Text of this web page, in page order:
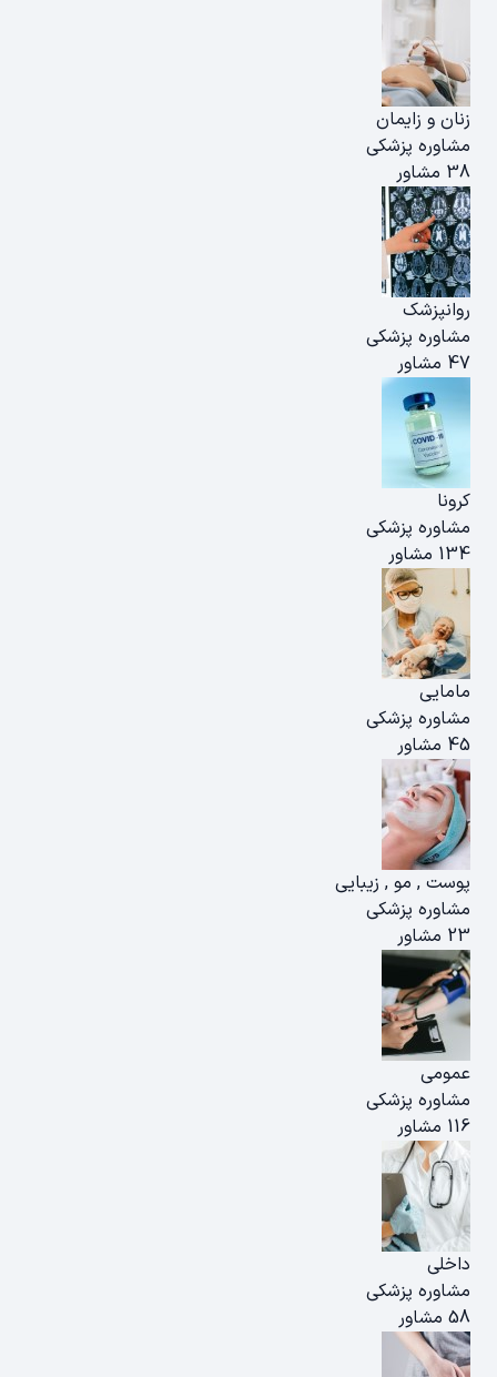
زنان و زایمان
مشاوره پزشکی
38 مشاور
روانپزشک
مشاوره پزشکی
47 مشاور
کرونا
مشاوره پزشکی
134 مشاور
مامایی
مشاوره پزشکی
45 مشاور
پوست , مو , زیبایی
مشاوره پزشکی
23 مشاور
عمومی
مشاوره پزشکی
116 مشاور
داخلی
مشاوره پزشکی
58 مشاور